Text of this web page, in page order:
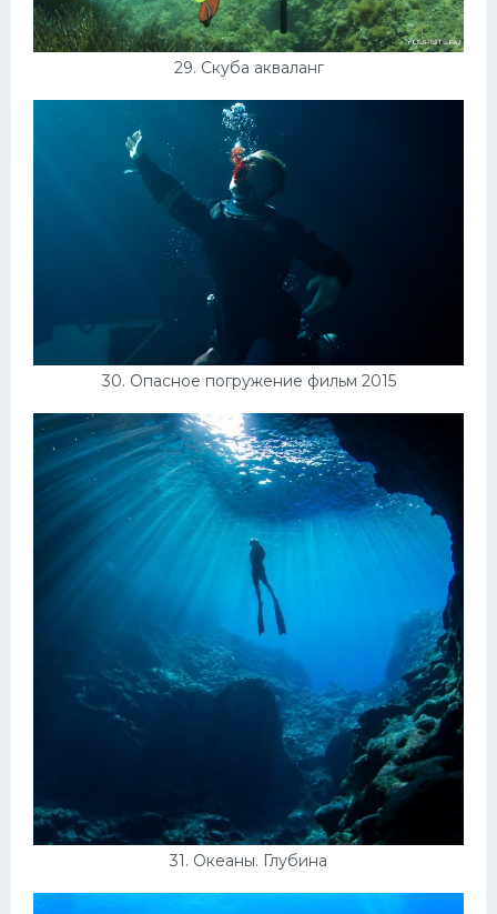
29. Скуба акваланг
30. Опасное погружение фильм 2015
31. Океаны. Глубина